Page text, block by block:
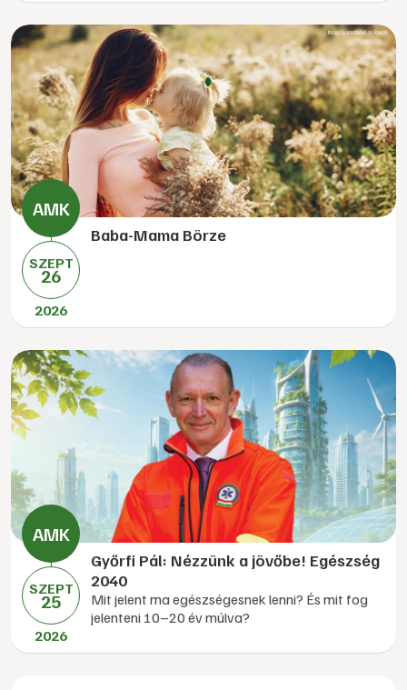
SZEPT
26
2026
Baba-Mama Börze
SZEPT
25
2026
Győrfi Pál: Nézzünk a jövőbe! Egészség
2040
Mit jelent ma egészségesnek lenni? És mit fog
jelenteni 10–20 év múlva?